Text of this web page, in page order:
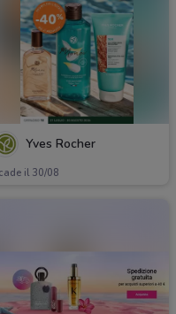
Yves Rocher
il 30/08